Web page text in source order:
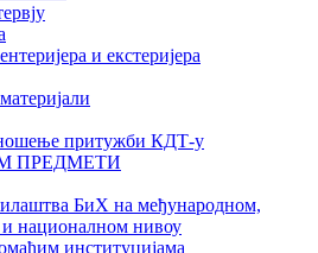
и екстеријера
притужби КДТ-у
ПРЕДМЕТИ
БиХ на међународном,
националном нивоу
институцијама